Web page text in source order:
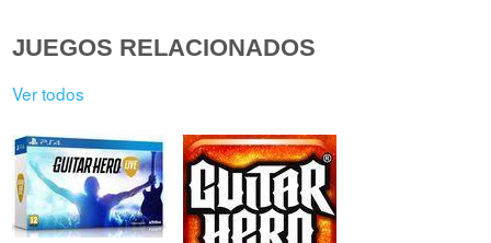
JUEGOS RELACIONADOS
Ver todos